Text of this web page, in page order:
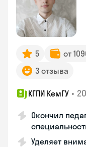
5 от
3 отзыва
КГПИ КемГУ •
Окончил
Уделяет